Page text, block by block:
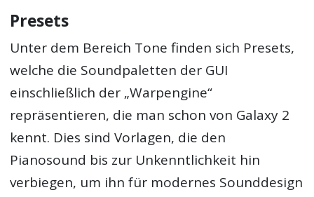
Presets
Unter dem Bereich Tone finden sich Presets,
welche die Soundpaletten der GUI
einschließlich der „Warpengine“
repräsentieren, die man schon von Galaxy 2
kennt. Dies sind Vorlagen, die den
Pianosound bis zur Unkenntlichkeit hin
verbiegen, um ihn für modernes Sounddesign